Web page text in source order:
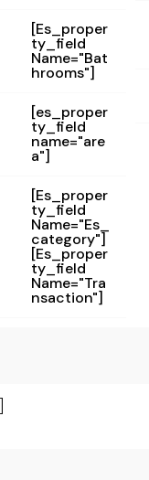
[es_proper
Ty_field
Name="bat
Hrooms"]
[es_proper
ty_field
name="are
a"]
[es_proper
Ty_field
Name="es_
Category"]
[es_proper
Ty_field
Name="tra
Nsaction"]